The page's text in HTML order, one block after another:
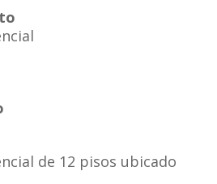
de 12 pisos ubicado